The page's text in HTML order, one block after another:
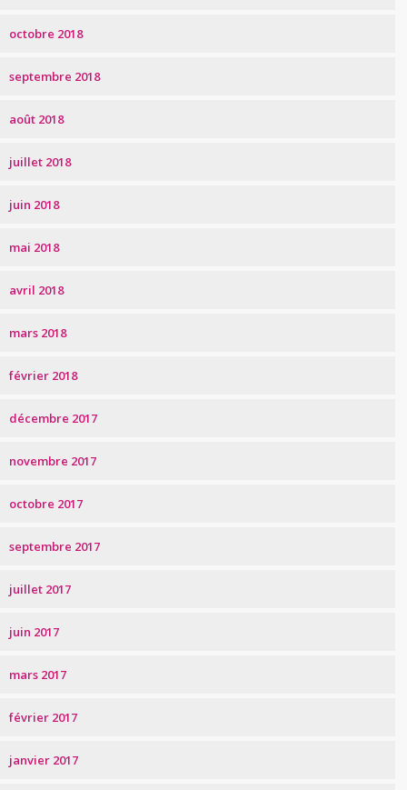
octobre 2018
septembre 2018
août 2018
juillet 2018
juin 2018
mai 2018
avril 2018
mars 2018
février 2018
décembre 2017
novembre 2017
octobre 2017
septembre 2017
juillet 2017
juin 2017
mars 2017
février 2017
janvier 2017